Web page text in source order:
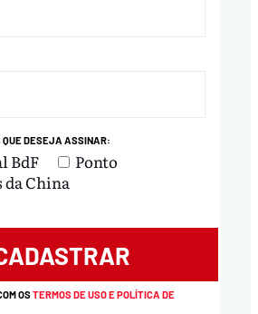
DESEJA ASSINAR:
BdF
Ponto
China
OSTERMOS DE USO E POLÍTICA DE